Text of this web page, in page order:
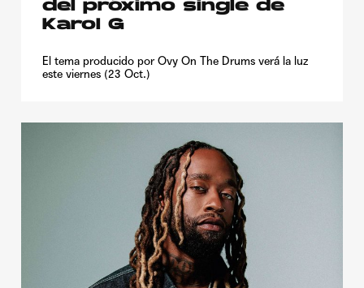
del próximo single de
Karol G
El tema producido por Ovy On The Drums verá la luz
este viernes (23 Oct.)